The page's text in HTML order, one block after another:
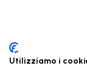
del PH
Utilizziamo i